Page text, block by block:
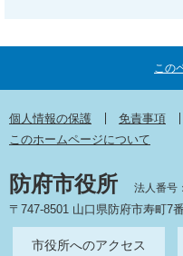
この
個人情報の保護 免責事項
このホームページについて
防府市役所 法人番号
〒747-8501 山口県防府市寿町7
市役所へのアクセス